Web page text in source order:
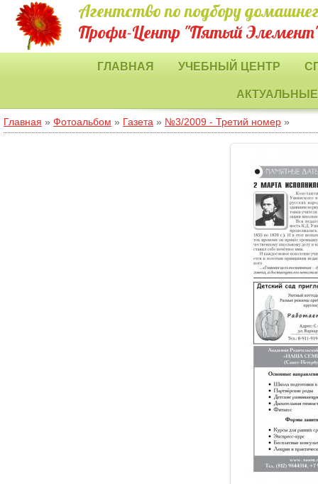
Агентство по подбору
Профи-Центр "Пятый
ГЛАВНАЯ УЧЕБНЫЙ ЦЕНТР
Главная » Фотоальбом » Газета » №3/2009 - Третий номер »